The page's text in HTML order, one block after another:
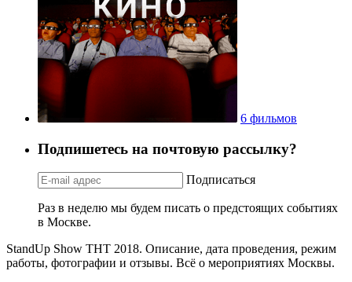
6 фильмов
Подпишетесь на почтовую рассылку?
Подписаться
Раз в неделю мы будем писать о предстоящих событиях
в Москве.
StandUp Show ТНТ 2018. Описание, дата проведения, режим
работы, фотографии и отзывы. Всё о мероприятиях Москвы.